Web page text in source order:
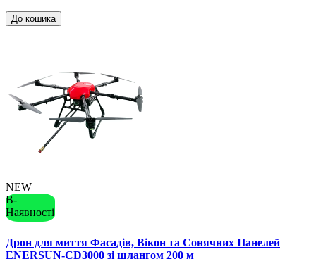
До кошика
NEW
В-
Наявності
Дрон для миття Фасадів, Вікон та Сонячних Панелей
ENERSUN-CD3000 зі шлангом 200 м